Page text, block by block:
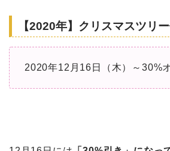
【2020年】クリスマスツリ
2020年12月16日（木）～30%